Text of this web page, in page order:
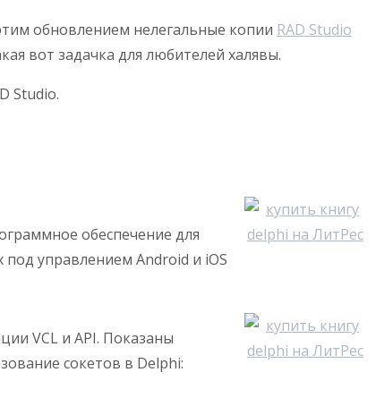
обновлением нелегальные копии RAD Studio
вот задачка для любителей халявы.
Studio.
обеспечение для
управлением Android и iOS
VCL и API. Показаны
сокетов в Delphi: